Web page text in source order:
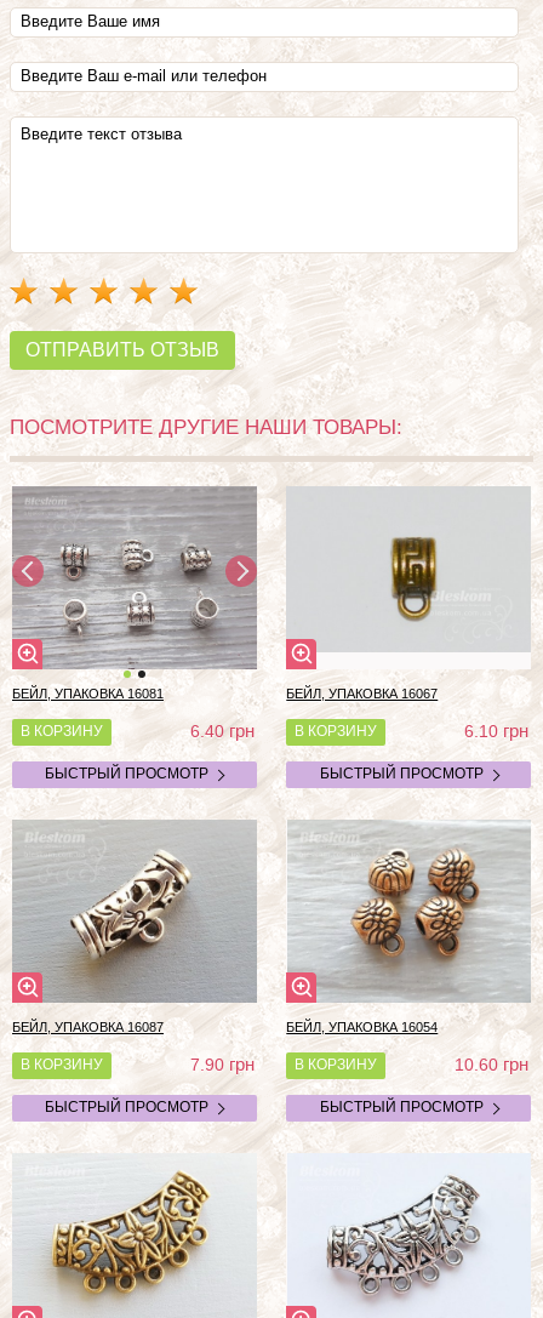
ОТПРАВИТЬ ОТЗЫВ
ПОСМОТРИТЕ ДРУГИЕ НАШИ ТОВАРЫ:
БЕЙЛ, УПАКОВКА 16081
В КОРЗИНУ 6.40грн
БЫСТРЫЙ ПРОСМОТР
БЕЙЛ, УПАКОВКА 16067
В КОРЗИНУ 6.10грн
БЫСТРЫЙ ПРОСМОТР
БЕЙЛ, УПАКОВКА 16087
В КОРЗИНУ 7.90грн
БЫСТРЫЙ ПРОСМОТР
БЕЙЛ, УПАКОВКА 16054
В КОРЗИНУ 10.60грн
БЫСТРЫЙ ПРОСМОТР